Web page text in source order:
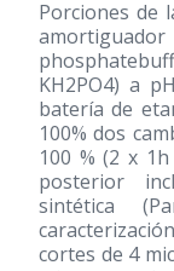
Porciones de
KH2PO4) a
batería de
100% dos
100 % (2 x
posterior
sintética
cortes de 4